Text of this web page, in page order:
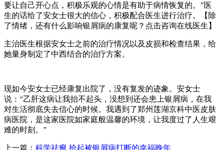
要让自己开心点，积极乐观的心情是有助于病情恢复的。”医
生的话给了安女士很大的信心，积极配合医生进行治疗。【除
了情绪，还有什么影响银屑病的康复呢？点击咨询在线医生】
主治医生根据安女士之前的治疗情况以及皮损和检查结果，给
她量身制定了中西结合的治疗方案。
现如今安女士已经康复出院了，没有复发的迹象。安女士
说：“乙肝这病让我抬不起头，没想到还会患上银屑病，在我
对生活彻底失去信心的时候。我遇到了郑州莲湖京科中医皮肤
病医院，是这家医院如家庭般温馨的环境，让我度过了人生艰
难的时刻。”
上一篇： 科学祛癣 拾起被银屑病打断的幸福晚年